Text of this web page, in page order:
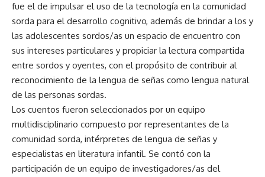
fue el de impulsar el uso de la tecnología en la comunidad
sorda para el desarrollo cognitivo, además de brindar a los y
las adolescentes sordos/as un espacio de encuentro con
sus intereses particulares y propiciar la lectura compartida
entre sordos y oyentes, con el propósito de contribuir al
reconocimiento de la lengua de señas como lengua natural
de las personas sordas.
Los cuentos fueron seleccionados por un equipo
multidisciplinario compuesto por representantes de la
comunidad sorda, intérpretes de lengua de señas y
especialistas en literatura infantil. Se contó con la
participación de un equipo de investigadores/as del